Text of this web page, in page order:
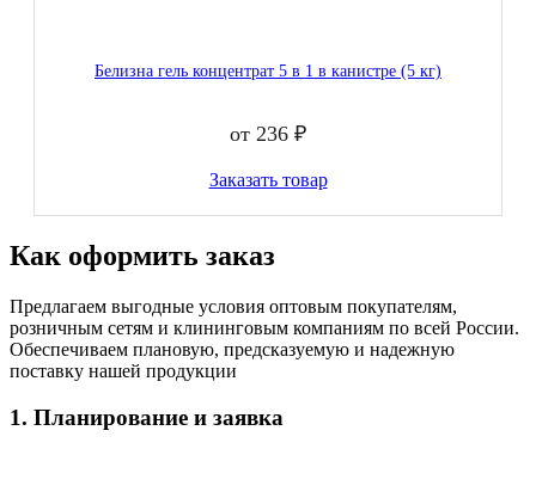
Белизна гель концентрат 5 в 1 в канистре (5 кг)
от 236 ₽
Заказать товар
Как оформить заказ
Предлагаем выгодные условия оптовым покупателям,
розничным сетям и клининговым компаниям по всей России.
Обеспечиваем плановую, предсказуемую и надежную
поставку нашей продукции
1. Планирование и заявка